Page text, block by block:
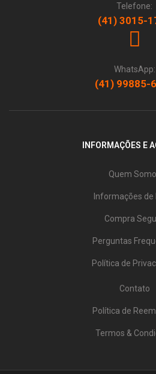
Telefone:
(41) 3015-
WhatsApp:
(41) 99885-
INFORMAÇÕES E
Quem
Informações de
Compra
Perguntas
Política de
Contato
Política de
Termos &